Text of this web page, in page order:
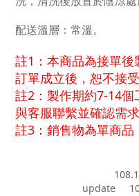
配送溫層：常溫。
註1：本商品為接單後
訂單成立後，恕不接受
註2：製作期約7-14
與客服聯繫並確認需
註3：銷售物為單商品
update